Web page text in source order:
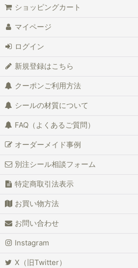
ショッピングカート
マイページ
ログイン
新規登録はこちら
クーポンご利用方法
シールの材質について
FAQ（よくあるご質問）
オーダーメイド事例
別注シール相談フォーム
特定商取引法表示
お買い物方法
お問い合わせ
Instagram
X（旧Twitter）